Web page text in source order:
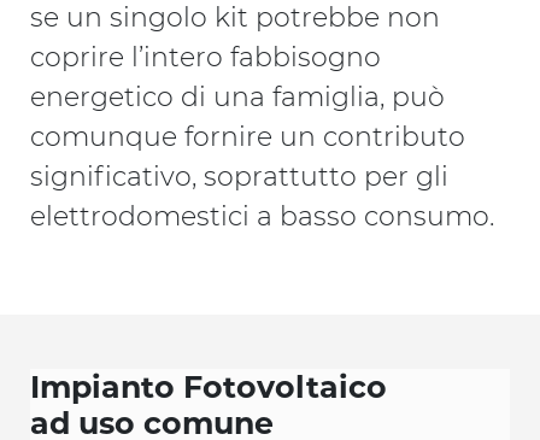
se un singolo kit potrebbe non
coprire l’intero fabbisogno
energetico di una famiglia, può
comunque fornire un contributo
significativo, soprattutto per gli
elettrodomestici a basso consumo.
Impianto Fotovoltaico
ad uso comune